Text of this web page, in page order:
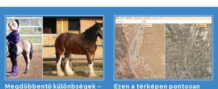
Megdöbbentő különbségek – Ezen a térképen pontosan